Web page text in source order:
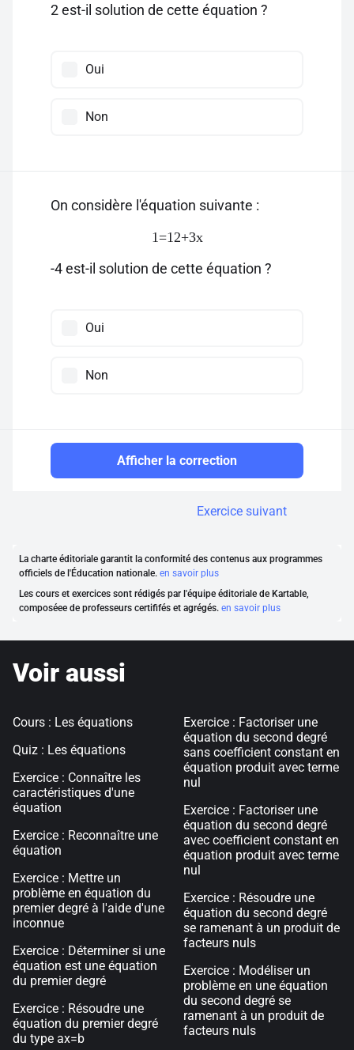
2 est-il solution de cette équation ?
Oui
Non
On considère l'équation suivante :
1=12+3x
-4 est-il solution de cette équation ?
Oui
Non
Afficher la correction
Exercice suivant
La charte éditoriale garantit la conformité des contenus aux programmes
officiels de l'Éducation nationale. en savoir plus
Les cours et exercices sont rédigés par l'équipe éditoriale de Kartable,
composéee de professeurs certififés et agrégés. en savoir plus
Voir aussi
Cours : Les équations
Quiz : Les équations
Exercice : Connaître les
caractéristiques d'une
équation
Exercice : Reconnaître une
équation
Exercice : Mettre un
problème en équation du
premier degré à l'aide d'une
inconnue
Exercice : Déterminer si une
équation est une équation
du premier degré
Exercice : Résoudre une
équation du premier degré
du type ax=b
Exercice : Factoriser une
équation du second degré
sans coefficient constant en
équation produit avec terme
nul
Exercice : Factoriser une
équation du second degré
avec coefficient constant en
équation produit avec terme
nul
Exercice : Résoudre une
équation du second degré
se ramenant à un produit de
facteurs nuls
Exercice : Modéliser un
problème en une équation
du second degré se
ramenant à un produit de
facteurs nuls